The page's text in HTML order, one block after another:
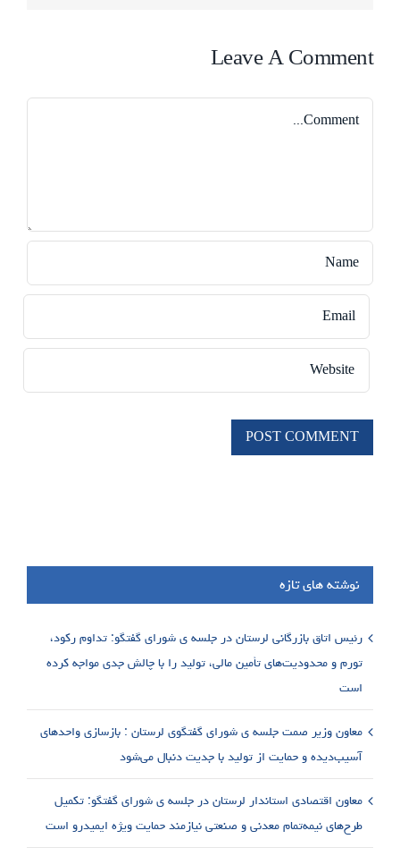
Leave A Comment
نوشته های تازه
رئیس اتاق بازرگانی لرستان در جلسه ی شورای گفتگو: تداوم رکود،
تورم و محدودیت‌های تأمین مالی، تولید را با چالش جدی مواجه کرده
است
معاون وزیر صمت جلسه ی شورای گفتگوی لرستان : بازسازی واحدهای
آسیب‌دیده و حمایت از تولید با جدیت دنبال می‌شود
معاون اقتصادی استاندار لرستان در جلسه ی شورای گفتگو: تکمیل
طرح‌های نیمه‌تمام معدنی و صنعتی نیازمند حمایت ویژه ایمیدرو است